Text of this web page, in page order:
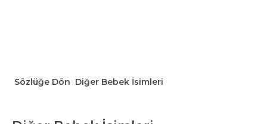
Sözlüğe Dön Diğer Bebek İsimleri